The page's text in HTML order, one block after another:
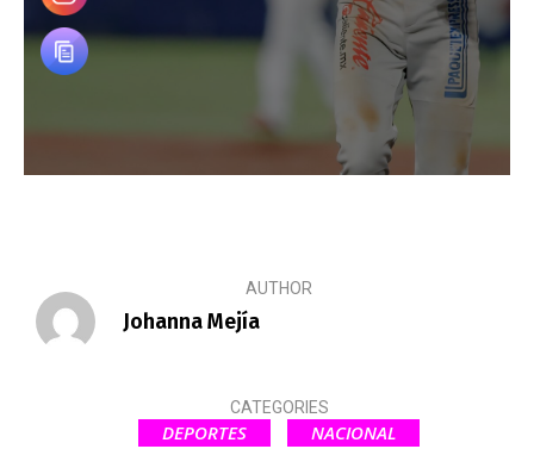
AUTHOR
Johanna Mejía
CATEGORIES
DEPORTES NACIONAL